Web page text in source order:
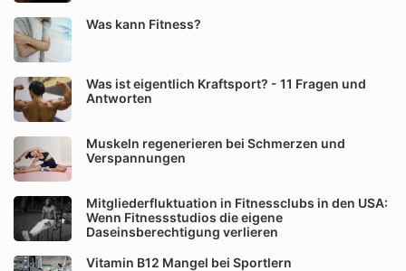
Was kann Fitness?
Was ist eigentlich Kraftsport? - 11 Fragen und
Antworten
Muskeln regenerieren bei Schmerzen und
Verspannungen
Mitgliederfluktuation in Fitnessclubs in den USA:
Wenn Fitnessstudios die eigene
Daseinsberechtigung verlieren
Vitamin B12 Mangel bei Sportlern